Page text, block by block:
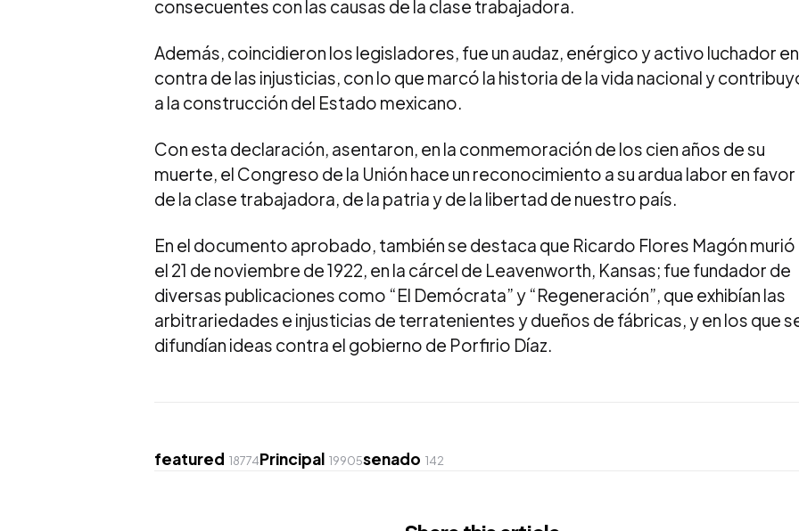
consecuentes con las causas de la clase trabajadora.
Además, coincidieron los legisladores, fue un audaz, enérgico y activo luchador en
contra de las injusticias, con lo que marcó la historia de la vida nacional y
a la construcción del Estado mexicano.
Con esta declaración, asentaron, en la conmemoración de los cien años de su
muerte, el Congreso de la Unión hace un reconocimiento a su ardua labor en favor
de la clase trabajadora, de la patria y de la libertad de nuestro país.
En el documento aprobado, también se destaca que Ricardo Flores Magón murió
el 21 de noviembre de 1922, en la cárcel de Leavenworth, Kansas; fue fundador de
diversas publicaciones como “El Demócrata” y “Regeneración”, que exhibían las
arbitrariedades e injusticias de terratenientes y dueños de fábricas, y en los que
difundían ideas contra el gobierno de Porfirio Díaz.
featured 18774Principal 19905senado 142